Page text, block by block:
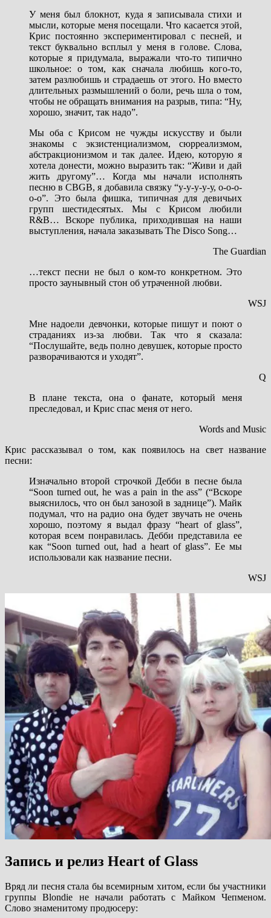
У меня был блокнот, куда я записывала стихи и
мысли, которые меня посещали. Что касается этой,
Крис постоянно экспериментировал с песней, и
текст буквально всплыл у меня в голове. Слова,
которые я придумала, выражали что-то типично
школьное: о том, как сначала любишь кого-то,
затем разлюбишь и страдаешь от этого. Но вместо
длительных размышлений о боли, речь шла о том,
чтобы не обращать внимания на разрыв, типа: “Ну,
хорошо, значит, так надо”.
Мы оба с Крисом не чужды искусству и были
знакомы с экзистенциализмом, сюрреализмом,
абстракционизмом и так далее. Идею, которую я
хотела донести, можно выразить так: “Живи и дай
жить другому”… Когда мы начали исполнять
песню в CBGB, я добавила связку “у-у-у-у-у, о-о-о-
о-о”. Это была фишка, типичная для девичьих
групп шестидесятых. Мы с Крисом любили
R&B… Вскоре публика, приходившая на наши
выступления, начала заказывать The Disco Song…
The Guardian
…текст песни не был о ком-то конкретном. Это
просто заунывный стон об утраченной любви.
WSJ
Мне надоели девчонки, которые пишут и поют о
страданиях из-за любви. Так что я сказала:
“Послушайте, ведь полно девушек, которые просто
разворачиваются и уходят”.
Q
В плане текста, она о фанате, который меня
преследовал, и Крис спас меня от него.
Words and Music
Крис рассказывал о том, как появилось на свет название
песни:
Изначально второй строчкой Дебби в песне была
“Soon turned out, he was a pain in the ass” (“Вскоре
выяснилось, что он был занозой в заднице”). Майк
подумал, что на радио она будет звучать не очень
хорошо, поэтому я выдал фразу “heart of glass”,
которая всем понравилась. Дебби представила ее
как “Soon turned out, had a heart of glass”. Ее мы
использовали как название песни.
WSJ
Запись и релиз Heart of Glass
Вряд ли песня стала бы всемирным хитом, если бы участники
группы Blondie не начали работать с Майком Чепменом.
Слово знаменитому продюсеру: